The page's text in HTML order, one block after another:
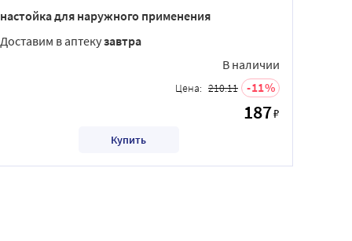
настойка для наружного применения
Доставим в аптекузавтра
В наличии
Цена: 210.11 11
187₽
Купить